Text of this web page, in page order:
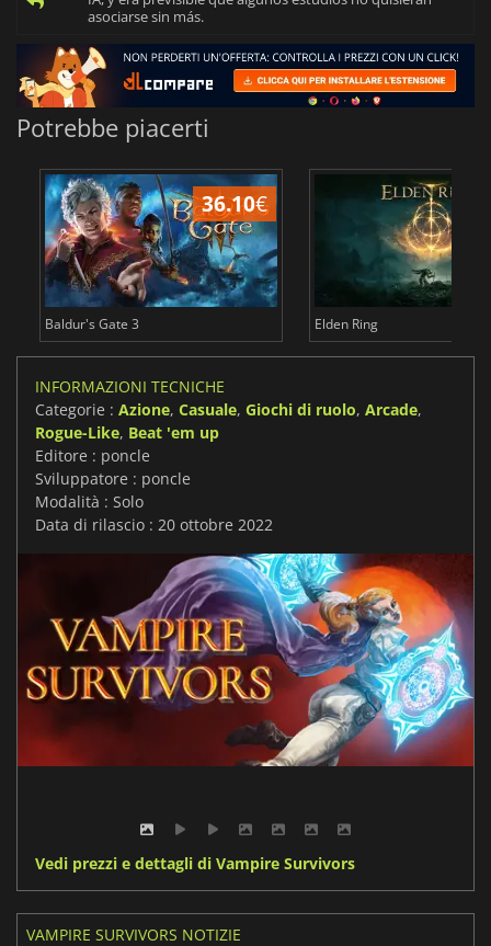
asociarse sin más.
Potrebbe piacerti
36.10€
Baldur's Gate 3 Elden Ring
INFORMAZIONI TECNICHE
Categorie : Azione, Casuale, Giochi di ruolo, Arcade,
Rogue-Like, Beat 'em up
Editore : poncle
Sviluppatore : poncle
Modalità : Solo
Data di rilascio : 20 ottobre 2022
Vedi prezzi e dettagli di Vampire Survivors
VAMPIRE SURVIVORS NOTIZIE